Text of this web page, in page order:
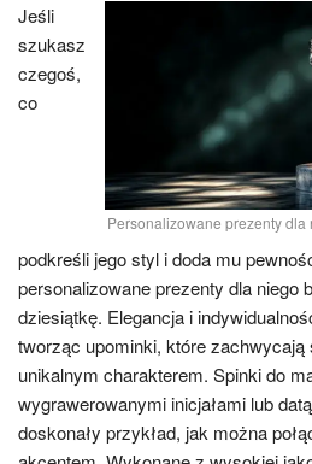
Personalizowane prezenty dla
Jeśli
szukasz
czegoś,
co
podkreśli jego styl i doda mu
personalizowane prezenty dla niego
dziesiątkę. Elegancja i
tworząc upominki, które
unikalnym charakterem. Spinki do
wygrawerowanymi inicjałami lub
doskonały przykład, jak można